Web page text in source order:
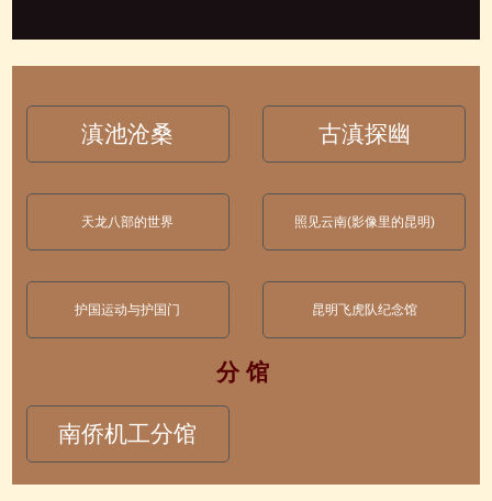
滇池沧桑 古滇探幽
天龙八部的世界 照见云南(影像里的昆明)
护国运动与护国门 昆明飞虎队纪念馆
分 馆
南侨机工分馆